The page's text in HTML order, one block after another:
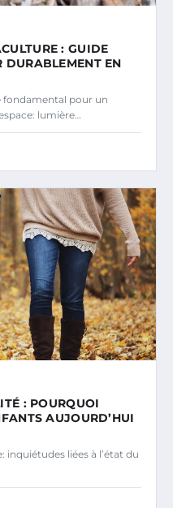
: GUIDE
DURABLEMENT EN
fondamental pour un
lumière…
: POURQUOI
AUJOURD’HUI
inquiétudes liées à l’état du